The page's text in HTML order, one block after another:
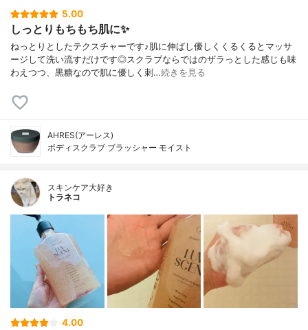
5.00
しっとりもちもち肌に✨
ねっとりとしたテクスチャーです♪肌に伸ばし優しくくるくるとマッサ
ージして洗い流すだけです◎スクラブならではのザラっとした感じも味
わえつつ、黒糖なので肌に優しく刺…続きを見る
AHRES(アーレス)
ボディスクラブ ブラッシャー モイスト
スキンケア大好き
トラネコ
4.00